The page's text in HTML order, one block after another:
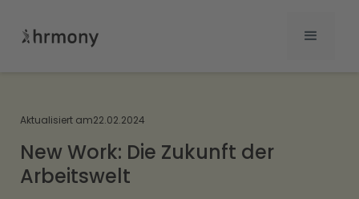
Aktualisiert am22.02.2024
New Work: Die Zukunft der
Arbeitswelt